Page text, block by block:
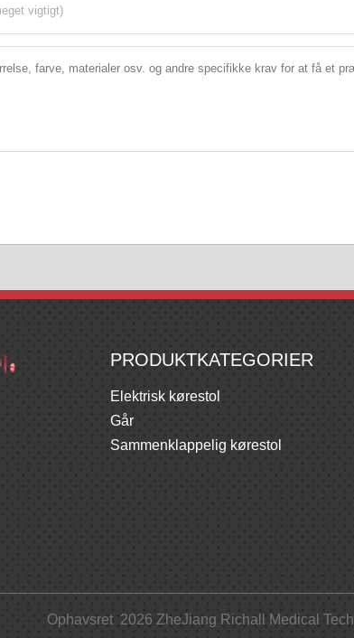
PRODUKTKATEGORIER
Elektrisk kørestol
Går
Sammenklappelig kørestol
Ophavsret 2026 ZheJiang Richall Medical